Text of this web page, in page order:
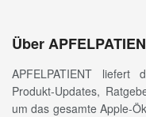
Über
APFELPATIENT liefert
Produkt-Updates,
um das gesamte Apple-